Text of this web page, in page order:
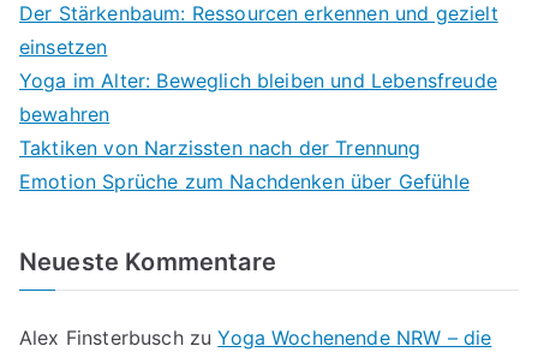
Der Stärkenbaum: Ressourcen erkennen und gezielt
einsetzen
Yoga im Alter: Beweglich bleiben und Lebensfreude
bewahren
Taktiken von Narzissten nach der Trennung
Emotion Sprüche zum Nachdenken über Gefühle
Neueste Kommentare
Alex FinsterbuschzuYoga Wochenende NRW – die